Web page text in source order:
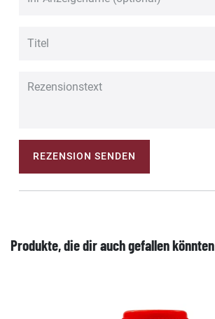
REZENSION SENDEN
Produkte, die dir auch gefallen könnten